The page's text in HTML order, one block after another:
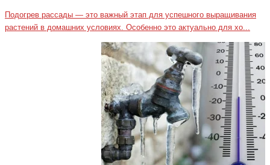
Подогрев рассады — это важный этап для успешного выращивания
растений в домашних условиях. Особенно это актуально для хо...